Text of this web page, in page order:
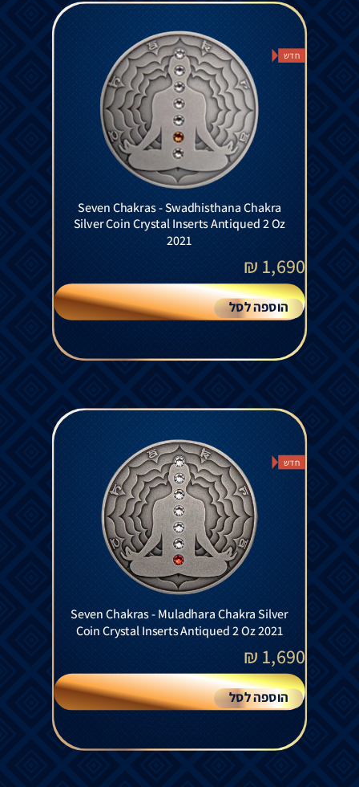
חדש
Seven Chakras - Swadhisthana Chakra
Silver Coin Crystal Inserts Antiqued 2 Oz
2021
1,690
₪
הוספה לסל
חדש
Seven Chakras - Muladhara Chakra Silver
Coin Crystal Inserts Antiqued 2 Oz 2021
1,690
₪
הוספה לסל